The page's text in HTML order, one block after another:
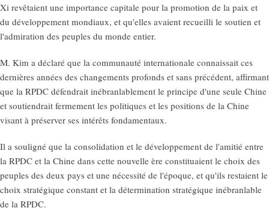
Xi revêtaient une importance capitale pour la promotion de la paix et
du développement mondiaux, et qu'elles avaient recueilli le soutien et
l'admiration des peuples du monde entier.
M. Kim a déclaré que la communauté internationale connaissait ces
dernières années des changements profonds et sans précédent, affirmant
que la RPDC défendrait inébranlablement le principe d'une seule Chine
et soutiendrait fermement les politiques et les positions de la Chine
visant à préserver ses intérêts fondamentaux.
Il a souligné que la consolidation et le développement de l'amitié entre
la RPDC et la Chine dans cette nouvelle ère constituaient le choix des
peuples des deux pays et une nécessité de l'époque, et qu'ils restaient le
choix stratégique constant et la détermination stratégique inébranlable
de la RPDC.